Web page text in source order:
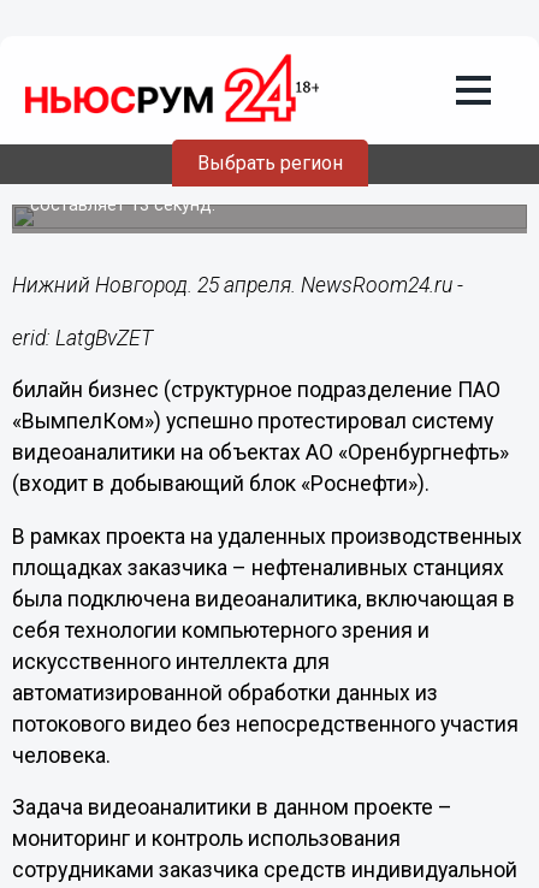
Выбрать регион
билайн бизнес внедрил систему
интеллектуальной видеоаналитики на
объектах «Оренбургнефти»
Среднее время срабатывания модели в данном проекте
составляет 13 секунд.
Нижний Новгород. 25 апреля. NewsRoom24.ru -
erid: LatgBvZET
билайн бизнес (структурное подразделение ПАО
«ВымпелКом») успешно протестировал систему
видеоаналитики на объектах АО «Оренбургнефть»
(входит в добывающий блок «Роснефти»).
В рамках проекта на удаленных производственных
площадках заказчика – нефтеналивных станциях
была подключена видеоаналитика, включающая в
себя технологии компьютерного зрения и
искусственного интеллекта для
автоматизированной обработки данных из
потокового видео без непосредственного участия
человека.
Задача видеоаналитики в данном проекте –
мониторинг и контроль использования
сотрудниками заказчика средств индивидуальной